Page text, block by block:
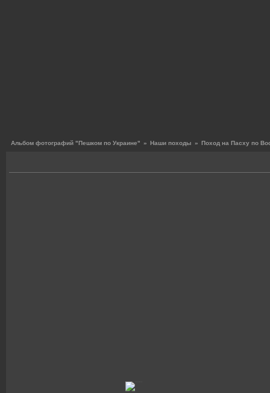
Альбом фотографий "Пешком по Украине" » Наши походы » Поход на Пасху по